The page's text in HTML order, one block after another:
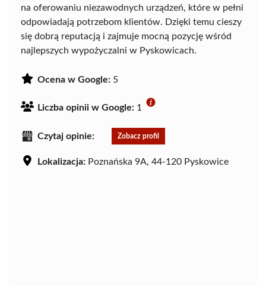
na oferowaniu niezawodnych urządzeń, które w pełni
odpowiadają potrzebom klientów. Dzięki temu cieszy
się dobrą reputacją i zajmuje mocną pozycję wśród
najlepszych wypożyczalni w Pyskowicach.
Ocena w Google: 5
Liczba opinii w Google: 1
Czytaj opinie: Zobacz profil
Lokalizacja: Poznańska 9A, 44-120 Pyskowice